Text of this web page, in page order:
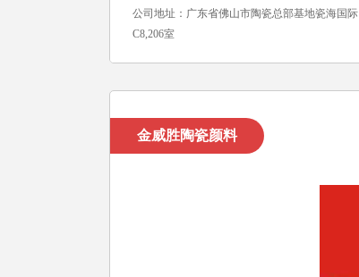
公司地址：广东省佛山市陶瓷总部基地瓷海国际
C8,206室
金威胜陶瓷颜料